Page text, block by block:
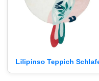
Lilipinso Teppich